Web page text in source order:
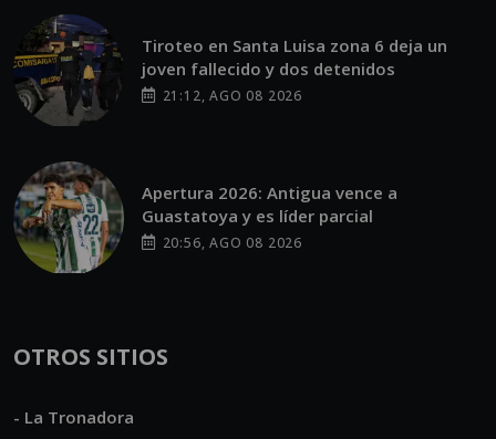
Tiroteo en Santa Luisa zona 6 deja un
joven fallecido y dos detenidos
21:12, AGO 08 2026
Apertura 2026: Antigua vence a
Guastatoya y es líder parcial
20:56, AGO 08 2026
OTROS SITIOS
- La Tronadora